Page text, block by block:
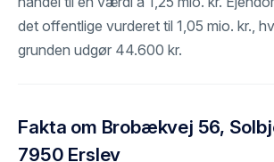
det offentlige vurderet til 1,05 mio. kr.,
grunden udgør 44.600 kr.
Fakta om Brobækvej 56,
7950 Erslev